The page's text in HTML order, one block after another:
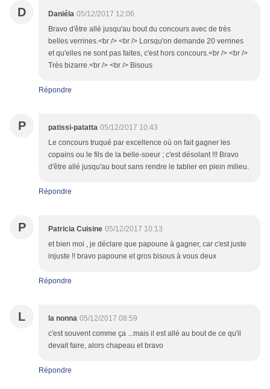
D Daniéla 05/12/2017 12:06
Bravo d'être allé jusqu'au bout du concours avec de très
belles verrines.<br /> <br /> Lorsqu'on demande 20 verrines
et qu'elles ne sont pas faites, c'est hors concours.<br /> <br />
Très bizarre.<br /> <br /> Bisous
Répondre
P patissi-patatta 05/12/2017 10:43
Le concours truqué par excellence où on fait gagner les
copains ou le fils de la belle-soeur ; c'est désolant !!! Bravo
d'être allé jusqu'au bout sans rendre le tablier en plein milieu.
Répondre
P Patricia Cuisine 05/12/2017 10:13
et bien moi , je déclare que papoune à gagner, car c'est juste
injuste !! bravo papoune et gros bisous à vous deux
Répondre
L la nonna 05/12/2017 08:59
c'est souvent comme ça ...mais il est allé au bout de ce qu'il
devait faire, alors chapeau et bravo
Répondre